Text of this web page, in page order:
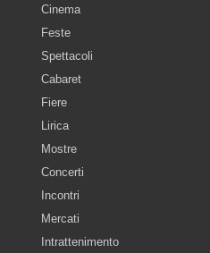
Cinema
Feste
Spettacoli
Cabaret
Fiere
Lirica
Mostre
Concerti
Incontri
Mercati
Intrattenimento